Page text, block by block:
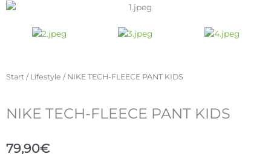
Start / Lifestyle / NIKE TECH-FLEECE PANT KIDS
NIKE TECH-FLEECE PANT KIDS
79,90€